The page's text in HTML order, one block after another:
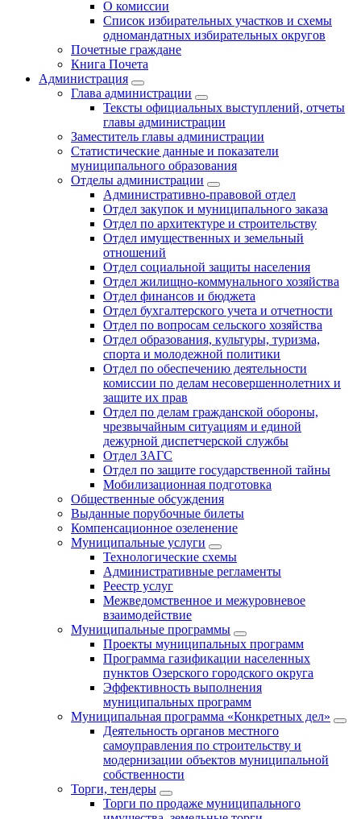
О комиссии
Список избирательных участков и схемы
одномандатных избирательных округов
Почетные граждане
Книга Почета
Администрация
Глава администрации
Тексты официальных выступлений, отчеты
главы администрации
Заместитель главы администрации
Статистические данные и показатели
муниципального образования
Отделы администрации
Административно-правовой отдел
Отдел закупок и муниципального заказа
Отдел по архитектуре и строительству
Отдел имущественных и земельный
отношений
Отдел социальной защиты населения
Отдел жилищно-коммунального хозяйства
Отдел финансов и бюджета
Отдел бухгалтерского учета и отчетности
Отдел по вопросам сельского хозяйства
Отдел образования, культуры, туризма,
спорта и молодежной политики
Отдел по обеспечению деятельности
комиссии по делам несовершеннолетних и
защите их прав
Отдел по делам гражданской обороны,
чрезвычайным ситуациям и единой
дежурной диспетчерской службы
Отдел ЗАГС
Отдел по защите государственной тайны
Мобилизационная подготовка
Общественные обсуждения
Выданные порубочные билеты
Компенсационное озеленение
Муниципальные услуги
Технологические схемы
Административные регламенты
Реестр услуг
Межведомственное и межуровневое
взаимодействие
Муниципальные программы
Проекты муниципальных программ
Программа газификации населенных
пунктов Озерского городского округа
Эффективность выполнения
муниципальных программ
Муниципальная программа «Конкретных дел»
Деятельность органов местного
самоуправления по строительству и
модернизации объектов муниципальной
собственности
Торги, тендеры
Торги по продаже муниципального